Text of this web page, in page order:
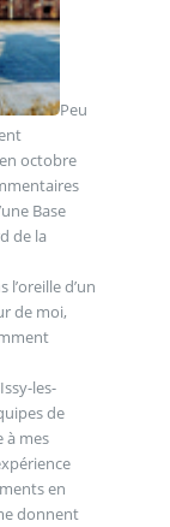
Peu
octobre
Base
de la
d’un
de moi,
les-
de
à mes
en
donnent